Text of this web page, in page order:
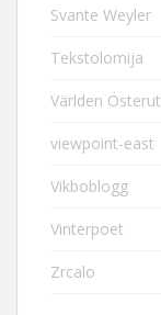
Svante Weyler
Tekstolomija
Världen Österut
viewpoint-east
Vikboblogg
Vinterpoet
Zrcalo